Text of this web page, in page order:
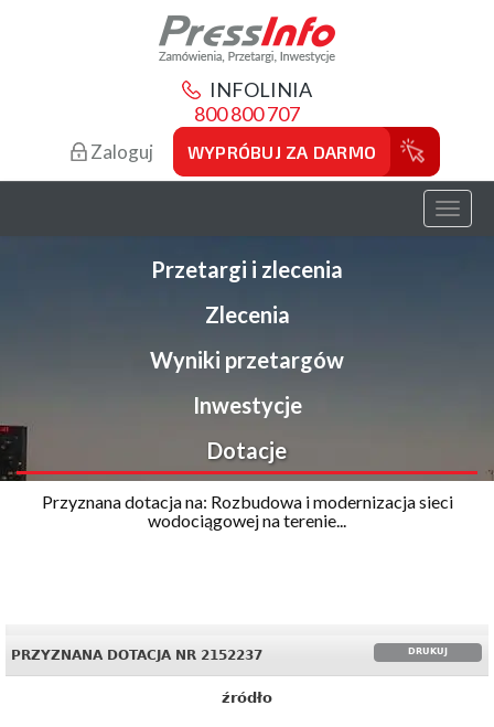
INFOLINIA
800 800 707
Zaloguj WYPRÓBUJ ZA DARMO
Toggle
Przetargi i zlecenia
Zlecenia
Wyniki przetargów
Inwestycje
Dotacje
Przyznana dotacja na: Rozbudowa i modernizacja sieci
wodociągowej na terenie...
DRUKUJ
PRZYZNANA DOTACJA NR 2152237
źródło